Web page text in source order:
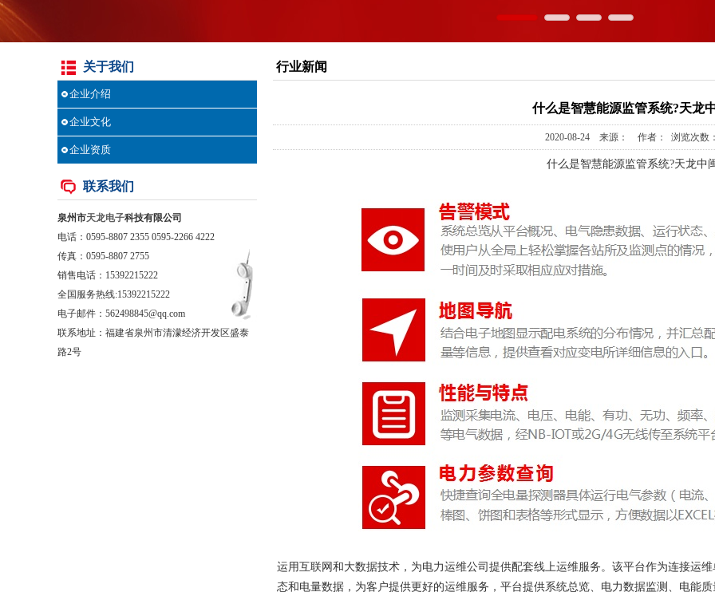
关于我们
企业介绍
企业文化
企业资质
联系我们
泉州市天龙电子科技有限公司
电话：0595-8807 2355 0595-2266 4222
传真：0595-8807 2755
销售电话： 15392215222
全国服务热线:15392215222
电子邮件：562498845@qq.com
联系地址：福建省泉州市清濛经济开发区盛泰
路2号
行业新闻
什么是智慧能源监管系统?天龙
2020-08-24 来源： 作者： 浏览次数
什么是智慧能源监管系统?天龙中
运用互联网和大数据技术，为电力运维公司 提供配套线上运维服务。该平台作为连接运维
态和 电量数据，为客户提供更好的运维服务 ， 平台提供系统总览、电力数据监测、电能